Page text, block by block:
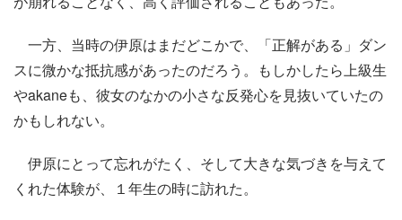
一方、当時の伊原はまだどこかで、「正解がある」ダン
スに微かな抵抗感があったのだろう。もしかしたら上級生
やakaneも、彼女のなかの小さな反発心を見抜いていたの
かもしれない。
伊原にとって忘れがたく、そして大きな気づきを与えて
くれた体験が、１年生の時に訪れた。